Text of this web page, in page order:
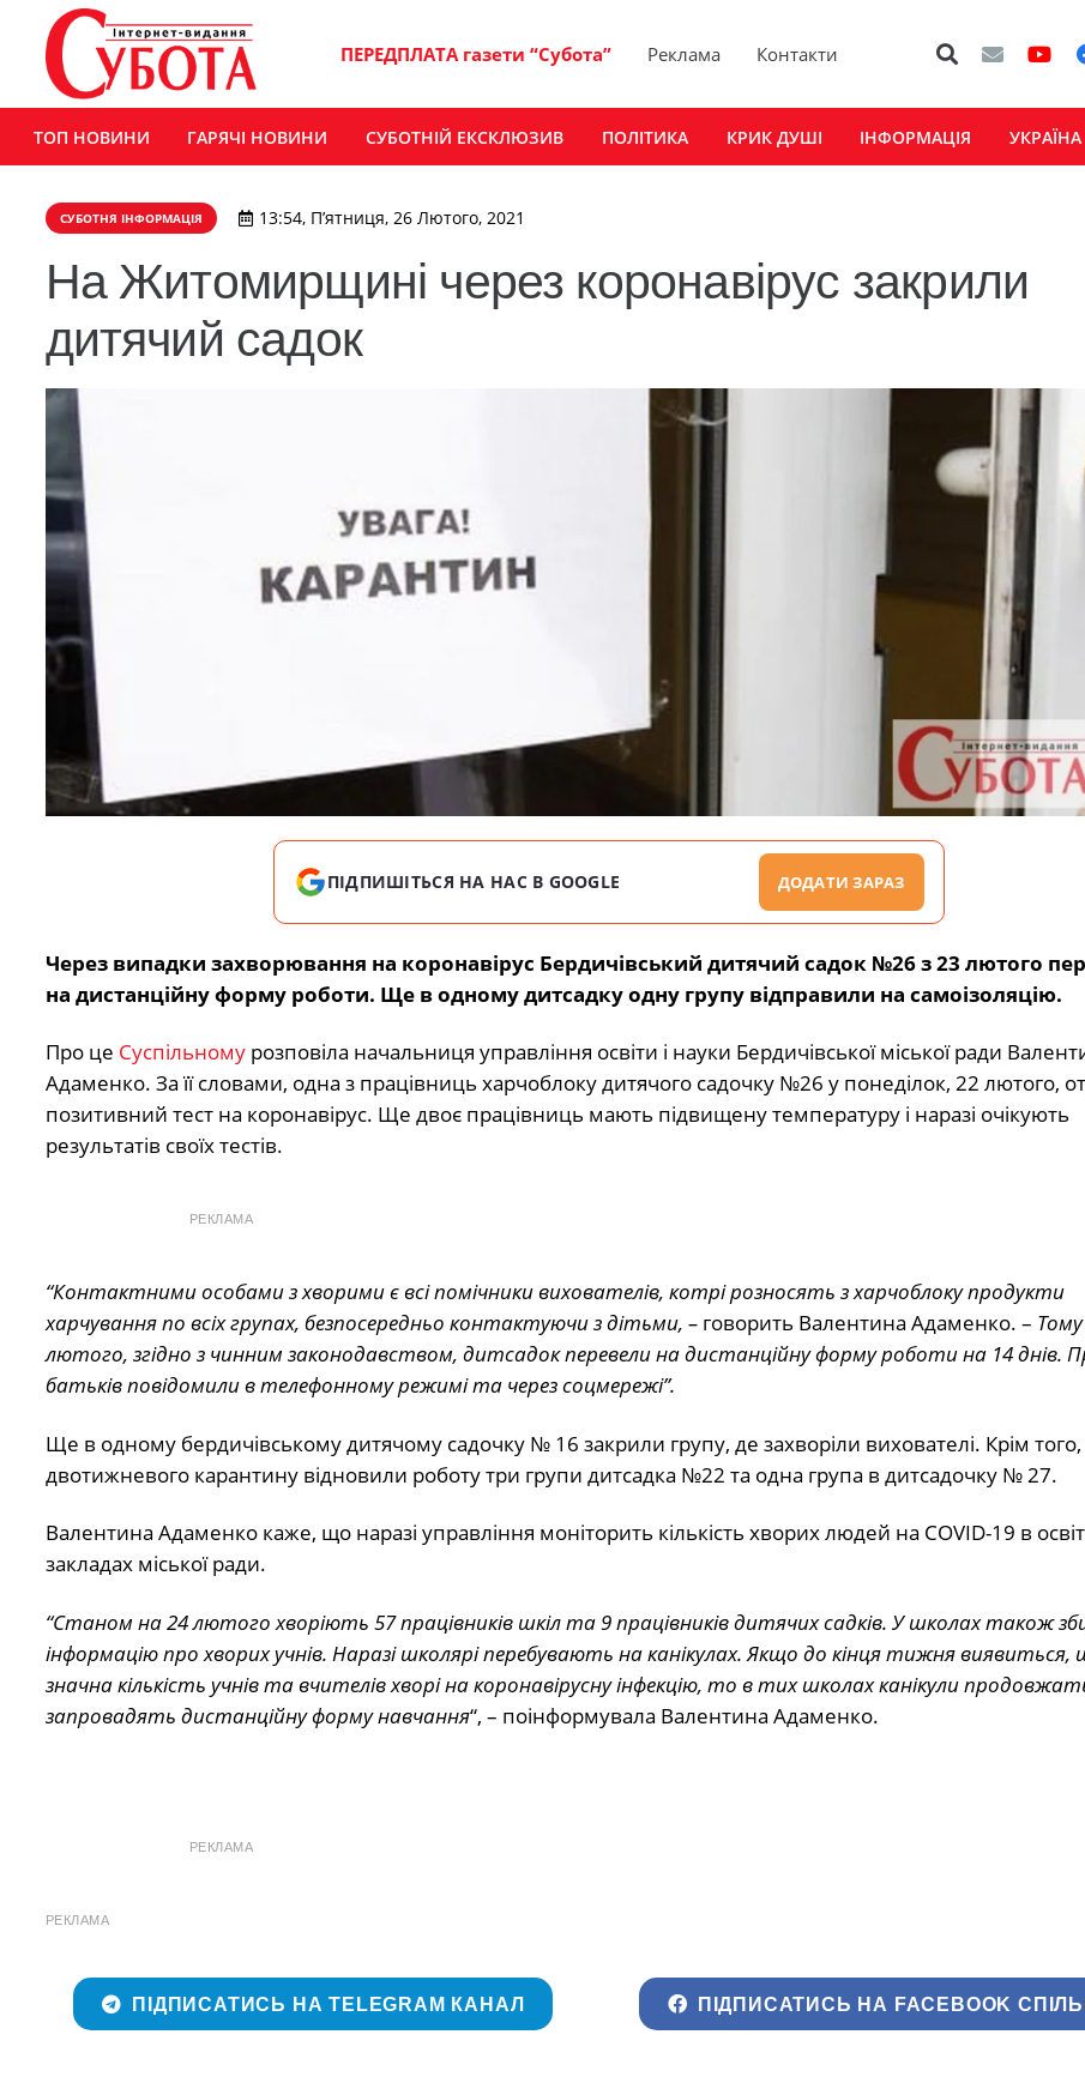
ПЕРЕДПЛАТА газети “Субота” Реклама Контакти
ТОП НОВИНИ ГАРЯЧІ НОВИНИ СУБОТНІЙ ЕКСКЛЮЗИВ ПОЛІТИКА КРИК ДУШІ ІНФОРМАЦІЯ УКРАЇНА
СУБОТНЯ ІНФОРМАЦІЯ 13:54, П’ятниця, 26 Лютого, 2021
На Житомирщині через коронавірус закрили
дитячий садок
ПІДПИШІТЬСЯ НА НАС В GOOGLE ДОДАТИ ЗАРАЗ
Через випадки захворювання на коронавірус Бердичівський дитячий садок №26 з 23 лютого
на дистанційну форму роботи. Ще в одному дитсадку одну групу відправили на самоізоляцію.
Про це Суспільномурозповіла начальниця управління освіти і науки Бердичівської міської ради
Адаменко. За її словами, одна з працівниць харчоблоку дитячого садочку №26 у понеділок, 22 лютого,
позитивний тест на коронавірус. Ще двоє працівниць мають підвищену температуру і наразі очікують
результатів своїх тестів.
РЕКЛАМА
“Контактними особами з хворими є всі помічники вихователів, котрі розносять з харчоблоку продукти
харчування по всіх групах, безпосередньо контактуючи з дітьми, –говорить Валентина Адаменко. –
лютого, згідно з чинним законодавством, дитсадок перевели на дистанційну форму роботи на 14 днів.
батьків повідомили в телефонному режимі та через соцмережі”.
Ще в одному бердичівському дитячому садочку № 16 закрили групу, де захворіли вихователі. Крім того,
двотижневого карантину відновили роботу три групи дитсадка №22 та одна група в дитсадочку № 27.
Валентина Адаменко каже, що наразі управління моніторить кількість хворих людей на COVID-19 в
закладах міської ради.
“Станом на 24 лютого хворіють 57 працівників шкіл та 9 працівників дитячих садків. У школах також
інформацію про хворих учнів. Наразі школярі перебувають на канікулах. Якщо до кінця тижня виявиться,
значна кількість учнів та вчителів хворі на коронавірусну інфекцію, то в тих школах канікули
запровадять дистанційну форму навчання“, – поінформувала Валентина Адаменко.
РЕКЛАМА
РЕКЛАМА
ПІДПИСАТИСЬ НА TELEGRAM КАНАЛ ПІДПИСАТИСЬ НА FACEBOOK